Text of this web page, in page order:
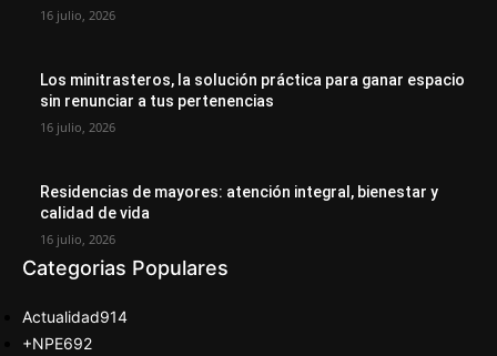
16 julio, 2026
Los minitrasteros, la solución práctica para ganar espacio
sin renunciar a tus pertenencias
16 julio, 2026
Residencias de mayores: atención integral, bienestar y
calidad de vida
16 julio, 2026
Categorias Populares
Actualidad914
+NPE692